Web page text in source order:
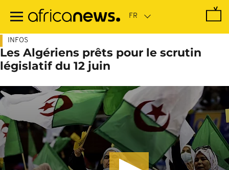
contenu
INFOS
Les Algériens prêts pour le scrutin
législatif du 12 juin